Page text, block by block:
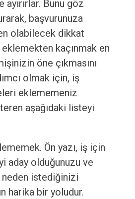
ayırırlar. Bunu göz
başvurunuza
olabilecek dikkat
eklemekten kaçınmak en
öne çıkmasını
olmak için, iş
eklememeniz
aşağıdaki listeyi
Ön yazı, iş için
aday olduğunuzu ve
istediğinizi
harika bir yoludur.